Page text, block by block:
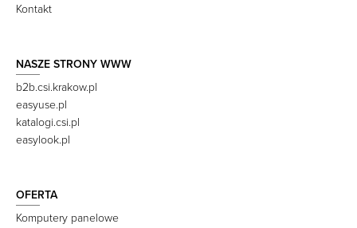
Kontakt
NASZE STRONY WWW
b2b.csi.krakow.pl
easyuse.pl
katalogi.csi.pl
easylook.pl
OFERTA
Komputery panelowe